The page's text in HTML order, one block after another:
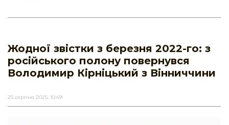
Жодної звістки з березня 2022-го: з
російського полону повернувся
Володимир Кірніцький з Вінниччини
25 серпня 2025, 10:49